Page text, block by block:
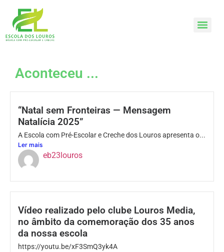
Aconteceu ...
“Natal sem Fronteiras — Mensagem
Natalícia 2025”
A Escola com Pré-Escolar e Creche dos Louros apresenta o...
Ler mais
eb23louros
Vídeo realizado pelo clube Louros Media,
no âmbito da comemoração dos 35 anos
da nossa escola
https://youtu.be/xF3SmQ3yk4A